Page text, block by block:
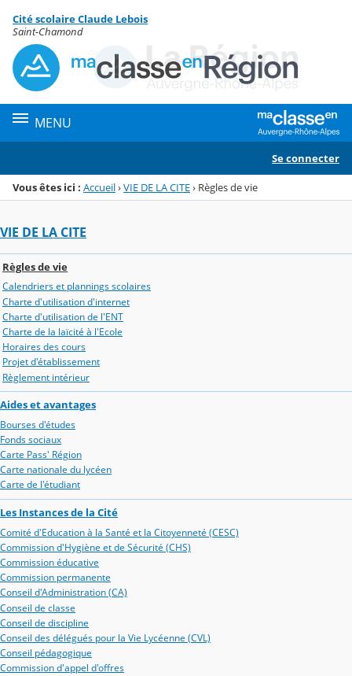
Menu de la rubrique
Contenu
Cité scolaire Claude Lebois
Saint-Chamond
MENU
Se connecter
Vous êtes ici : Accueil›VIE DE LA CITE› Règles de vie
VIE DE LA CITE
Règles de vie
Calendriers et plannings scolaires
Charte d'utilisation d'internet
Charte d'utilisation de l'ENT
Charte de la laïcité à l'Ecole
Horaires des cours
Projet d'établissement
Règlement intérieur
Aides et avantages
Bourses d'études
Fonds sociaux
Carte Pass' Région
Carte nationale du lycéen
Carte de l'étudiant
Les Instances de la Cité
Comité d'Education à la Santé et la Citoyenneté (CESC)
Commission d'Hygiène et de Sécurité (CHS)
Commission éducative
Commission permanente
Conseil d'Administration (CA)
Conseil de classe
Conseil de discipline
Conseil des délégués pour la Vie Lycéenne (CVL)
Conseil pédagogique
Commission d'appel d'offres